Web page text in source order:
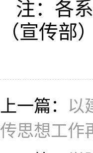
注：各
（宣传部
上一篇： 以
传思想工作